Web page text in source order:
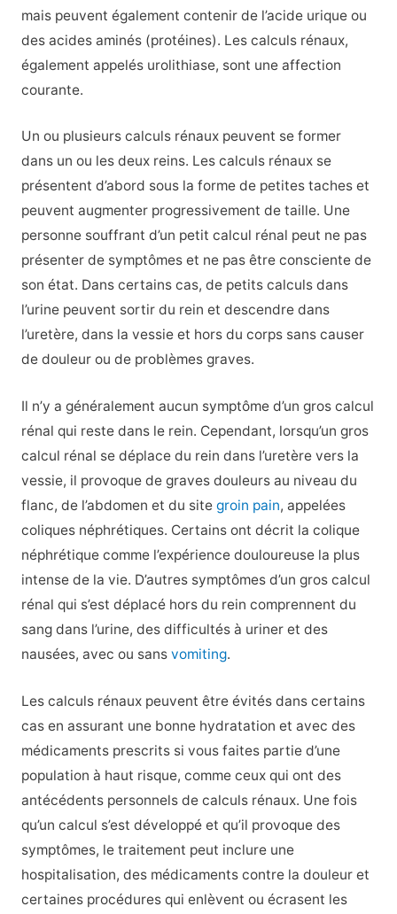
mais peuvent également contenir de l’acide urique ou
des acides aminés (protéines). Les calculs rénaux,
également appelés urolithiase, sont une affection
courante.
Un ou plusieurs calculs rénaux peuvent se former
dans un ou les deux reins. Les calculs rénaux se
présentent d’abord sous la forme de petites taches et
peuvent augmenter progressivement de taille. Une
personne souffrant d’un petit calcul rénal peut ne pas
présenter de symptômes et ne pas être consciente de
son état. Dans certains cas, de petits calculs dans
l’urine peuvent sortir du rein et descendre dans
l’uretère, dans la vessie et hors du corps sans causer
de douleur ou de problèmes graves.
Il n’y a généralement aucun symptôme d’un gros calcul
rénal qui reste dans le rein. Cependant, lorsqu’un gros
calcul rénal se déplace du rein dans l’uretère vers la
vessie, il provoque de graves douleurs au niveau du
flanc, de l’abdomen et du site groin pain, appelées
coliques néphrétiques. Certains ont décrit la colique
néphrétique comme l’expérience douloureuse la plus
intense de la vie. D’autres symptômes d’un gros calcul
rénal qui s’est déplacé hors du rein comprennent du
sang dans l’urine, des difficultés à uriner et des
nausées, avec ou sans vomiting.
Les calculs rénaux peuvent être évités dans certains
cas en assurant une bonne hydratation et avec des
médicaments prescrits si vous faites partie d’une
population à haut risque, comme ceux qui ont des
antécédents personnels de calculs rénaux. Une fois
qu’un calcul s’est développé et qu’il provoque des
symptômes, le traitement peut inclure une
hospitalisation, des médicaments contre la douleur et
certaines procédures qui enlèvent ou écrasent les